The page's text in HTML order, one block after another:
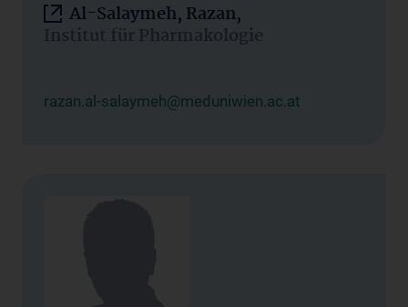
Al-Salaymeh, Razan,
Institut für Pharmakologie
razan.al-salaymeh@meduniwien.ac.at